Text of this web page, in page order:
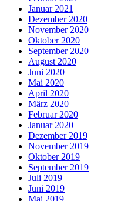
Januar 2021
Dezember 2020
November 2020
Oktober 2020
September 2020
August 2020
Juni 2020
Mai 2020
April 2020
März 2020
Februar 2020
Januar 2020
Dezember 2019
November 2019
Oktober 2019
September 2019
Juli 2019
Juni 2019